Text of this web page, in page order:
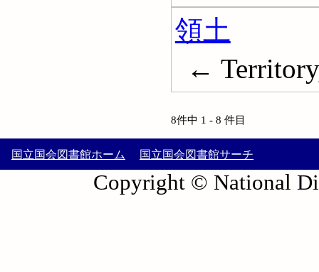
領土
←
8件中 1 - 8 件目
国立国会図書館ホーム 国立国会図書館サーチ
Copyright © National